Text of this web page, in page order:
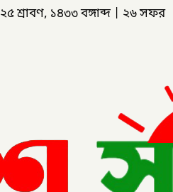
২৫ শ্রাবণ, ১৪৩৩ বঙ্গাব্দ
২৬ সফর